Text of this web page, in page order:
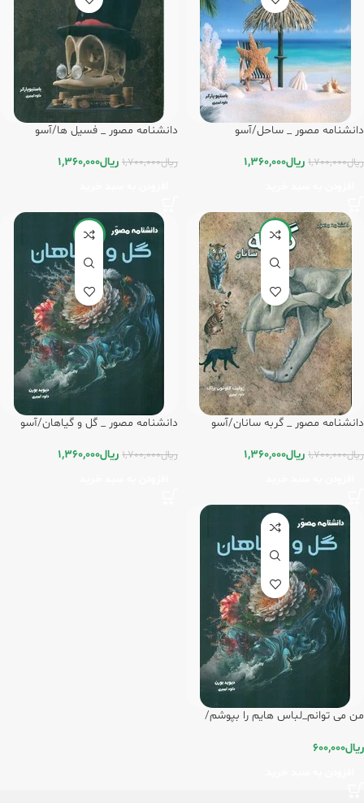
دانشنامه مصور _ ساحل/آسو
ریال1,700,000 ریال1,360,000
دانشنامه مصور _ فسیل ها/آسو
ریال1,700,000 ریال1,360,000
-20%
دانشنامه مصور _ گربه سانان/آسو
ریال1,700,000 ریال1,360,000
-20%
دانشنامه مصور _ گل و گیاهان/آسو
ریال1,700,000 ریال1,360,000
من می توانم_لباس هایم را بپوشم/
ریال600,000